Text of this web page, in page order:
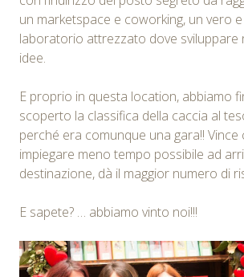
un marketspace e coworking, un vero
laboratorio attrezzato dove sviluppare
idee.
E proprio in questa location, abbiamo
scoperto la classifica della caccia al
perché era comunque una gara!! Vince
impiegare meno tempo possibile ad
destinazione, dà il maggior numero di
E sapete? … abbiamo vinto noi!!!